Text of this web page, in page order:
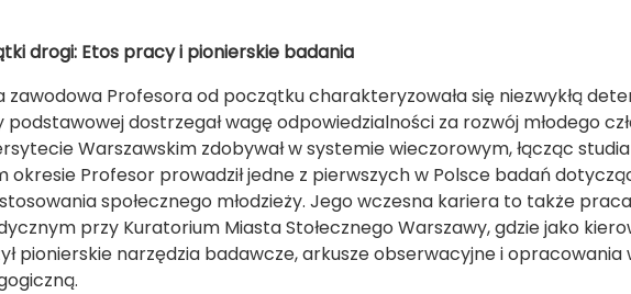
drogi: Etos pracy i pionierskie badania
zawodowa Profesora od początku charakteryzowała się niezwykłą
podstawowej dostrzegał wagę odpowiedzialności za rozwój młodego
Warszawskim zdobywał w systemie wieczorowym, łącząc
okresie Profesor prowadził jedne z pierwszych w Polsce badań
społecznego młodzieży. Jego wczesna kariera to także
przy Kuratorium Miasta Stołecznego Warszawy, gdzie jako
pionierskie narzędzia badawcze, arkusze obserwacyjne i